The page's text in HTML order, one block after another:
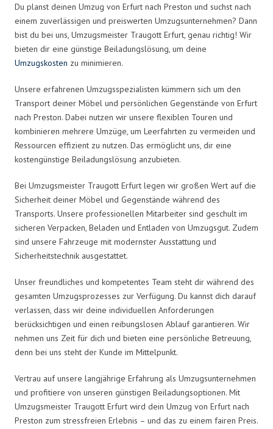
Du planst deinen Umzug von Erfurt nach Preston und suchst nach
einem zuverlässigen und preiswerten Umzugsunternehmen? Dann
bist du bei uns, Umzugsmeister Traugott Erfurt, genau richtig! Wir
bieten dir eine günstige Beiladungslösung, um deine
Umzugskosten zu minimieren.
Unsere erfahrenen Umzugsspezialisten kümmern sich um den
Transport deiner Möbel und persönlichen Gegenstände von Erfurt
nach Preston. Dabei nutzen wir unsere flexiblen Touren und
kombinieren mehrere Umzüge, um Leerfahrten zu vermeiden und
Ressourcen effizient zu nutzen. Das ermöglicht uns, dir eine
kostengünstige Beiladungslösung anzubieten.
Bei Umzugsmeister Traugott Erfurt legen wir großen Wert auf die
Sicherheit deiner Möbel und Gegenstände während des
Transports. Unsere professionellen Mitarbeiter sind geschult im
sicheren Verpacken, Beladen und Entladen von Umzugsgut. Zudem
sind unsere Fahrzeuge mit modernster Ausstattung und
Sicherheitstechnik ausgestattet.
Unser freundliches und kompetentes Team steht dir während des
gesamten Umzugsprozesses zur Verfügung. Du kannst dich darauf
verlassen, dass wir deine individuellen Anforderungen
berücksichtigen und einen reibungslosen Ablauf garantieren. Wir
nehmen uns Zeit für dich und bieten eine persönliche Betreuung,
denn bei uns steht der Kunde im Mittelpunkt.
Vertrau auf unsere langjährige Erfahrung als Umzugsunternehmen
und profitiere von unseren günstigen Beiladungsoptionen. Mit
Umzugsmeister Traugott Erfurt wird dein Umzug von Erfurt nach
Preston zum stressfreien Erlebnis – und das zu einem fairen Preis.